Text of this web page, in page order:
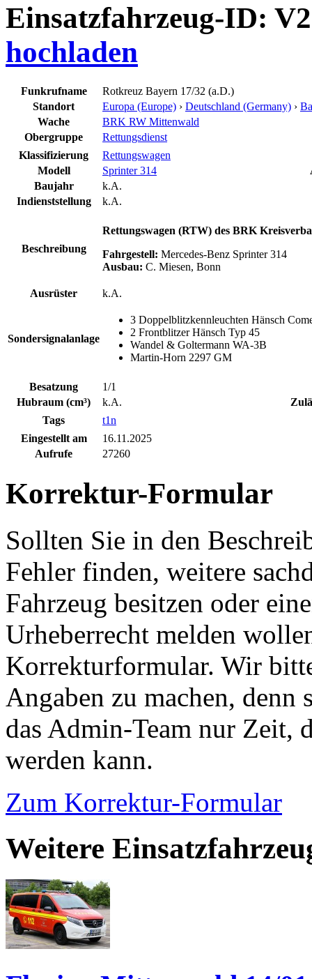
Einsatzfahrzeug-ID:
hochladen
Funkrufname
Rotkreuz Bayern 17/32 (a.D.)
Standort
Europa (Europe) › Deutschland (Germany) ›
Wache
BRK RW Mittenwald
Obergruppe
Rettungsdienst
Klassifizierung
Rettungswagen
Modell
Sprinter 314
Baujahr
k.A.
Indienststellung
k.A.
Beschreibung
Rettungswagen (RTW) des BRK
Fahrgestell: Mercedes-Benz Sprinter 314
Ausbau: C. Miesen, Bonn
Ausrüster k.A.
Sondersignalanlage
3 Doppelblitzkennleuchten Hänsch
2 Frontblitzer Hänsch Typ 45
Wandel & Goltermann WA-3B
Martin-Horn 2297 GM
Besatzung
1/1
Hubraum (cm³)
k.A.
Tags
t1n
Eingestellt am
16.11.2025
Aufrufe
27260
Korrektur-Formular
Sollten Sie in den
Fehler finden, weitere
Fahrzeug besitzen oder
Urheberrecht melden
Korrekturformular. Wir
Angaben zu machen,
das Admin-Team nur Zeit,
werden kann.
Zum Korrektur-Formular
Weitere